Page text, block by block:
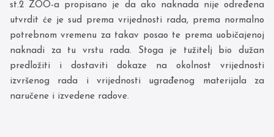
st.2 ZOO-a propisano je da ako naknada nije određena
utvrdit će je sud prema vrijednosti rada, prema normalno
potrebnom vremenu za takav posao te prema uobičajenoj
naknadi za tu vrstu rada. Stoga je tužitelj bio dužan
predložiti i dostaviti dokaze na okolnost vrijednosti
izvršenog rada i vrijednosti ugrađenog materijala za
naručene i izvedene radove.